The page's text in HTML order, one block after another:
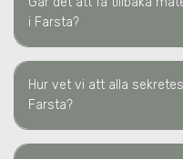
i Farsta?
Hur vet vi att alla
Farsta?